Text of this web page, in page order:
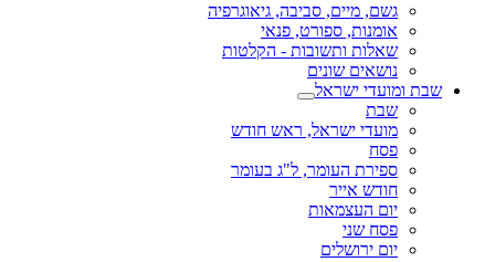
גשם, מיים, סביבה, גיאוגרפיה
אומנות, ספורט, פנאי
שאלות ותשובות - הקלטות
נושאים שונים
שבת ומועדי ישראל
שבת
מועדי ישראל, ראש חודש
פסח
ספירת העומר, ל"ג בעומר
חודש אייר
יום העצמאות
פסח שני
יום ירושלים